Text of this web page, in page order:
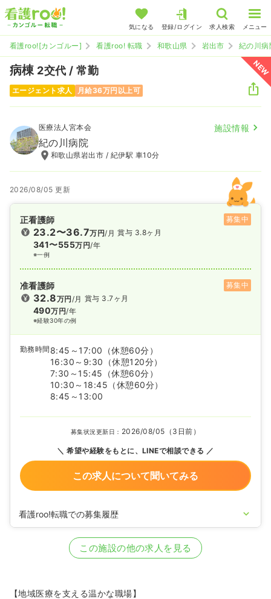
気になる 登録/ログイン 求人検索 メニュー
看護roo![カンゴルー] 看護roo! 転職 和歌山県 岩出市 紀の川病
病棟 2交代 / 常勤 NEW
エージェント求人 月給36万円以上可
医療法人宮本会 施設情報
紀の川病院
和歌山県岩出市 / 紀伊駅 車10分
2026/08/05 更新
正看護師 募集中
23.2〜36.7万円/月
341〜555万円/年
※一例
賞与 3.8ヶ月
准看護師 募集中
32.8万円/月
490万円/年
※経験30年の例
賞与 3.7ヶ月
勤務時間 8:45～17:00
（休憩60分）
16:30～9:30
（休憩120分）
7:30～15:45
（休憩60分）
10:30～18:45 （休憩60分）
8:45～13:00
募集状況更新日： 2026/08/05（3日前）
希望や経験をもとに、LINEで相談できる
この求人について聞いてみる
看護roo!転職での募集履歴
正・准看護師の募集を休止
正・准看護師を募集中
この施設の他の求人を見る
【地域医療を支える温かな職場】